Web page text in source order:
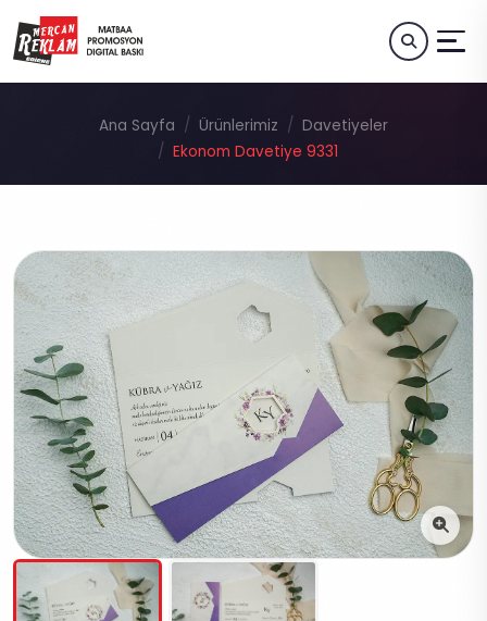
Ana Sayfa Ürünlerimiz
Davetiyeler
Ekonom Davetiye 9331